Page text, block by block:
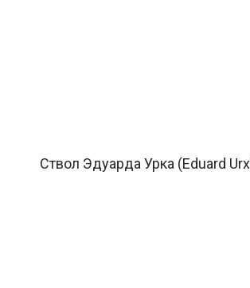
Ствол Эдуарда Урка (Eduard